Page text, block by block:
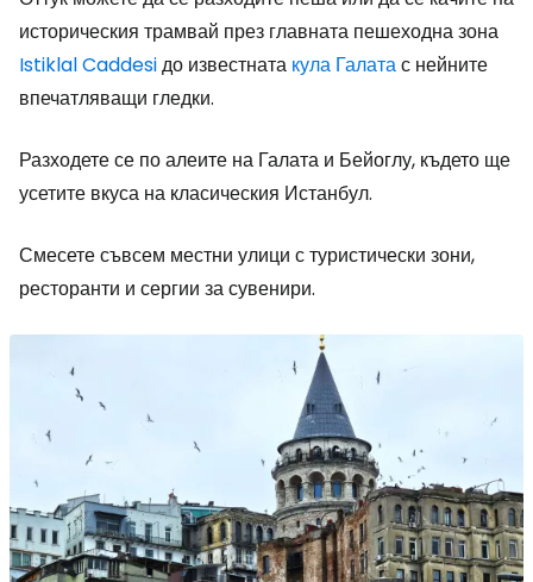
историческия трамвай през главната пешеходна зона
Istiklal Caddesiдо известната кула Галатас нейните
впечатляващи гледки.
Разходете се по алеите на Галата и Бейоглу, където ще
усетите вкуса на класическия Истанбул.
Смесете съвсем местни улици с туристически зони,
ресторанти и сергии за сувенири.